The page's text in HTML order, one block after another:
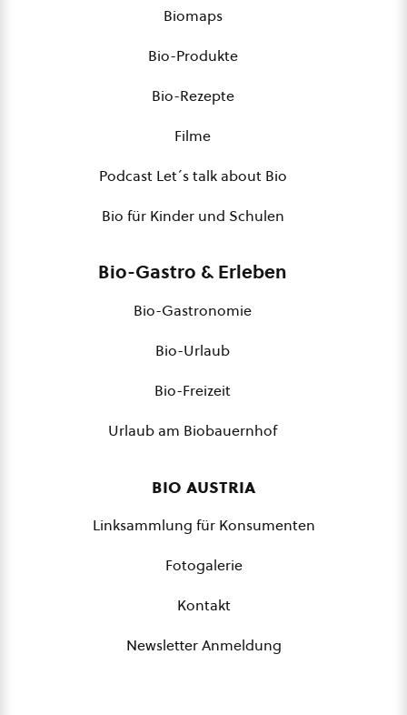
Biomaps
Bio-Produkte
Bio-Rezepte
Filme
Podcast Let´s talk about Bio
Bio für Kinder und Schulen
Bio-Gastro & Erleben
Bio-Gastronomie
Bio-Urlaub
Bio-Freizeit
Urlaub am Biobauernhof
bio austria
Linksammlung für Konsumenten
Fotogalerie
Kontakt
Newsletter Anmeldung